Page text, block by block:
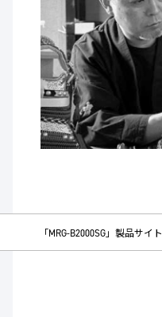
「MRG-B2000SG」製品サイト